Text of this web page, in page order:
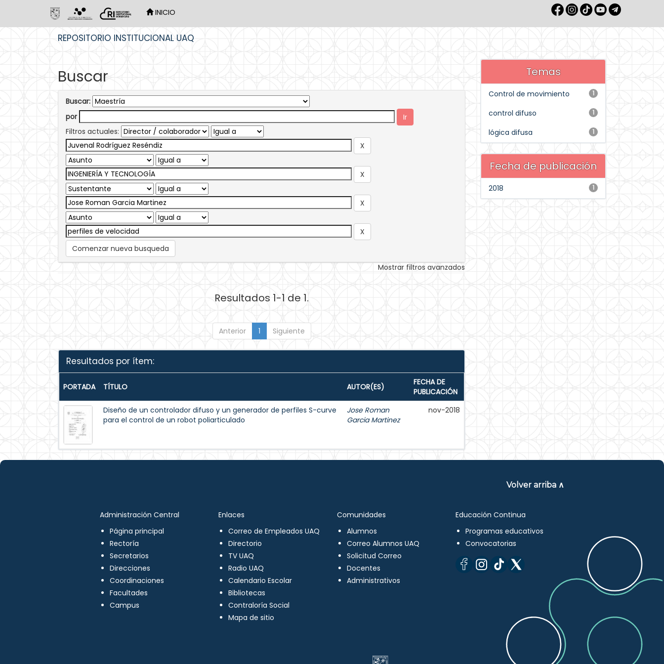
INICIO
REPOSITORIO INSTITUCIONAL UAQ
Buscar
Buscar:
por
Filtros actuales:
Comenzar nueva busqueda
Mostrar filtros avanzados
Resultados 1-1 de 1.
Anterior 1 Siguiente
Resultados por ítem:
PORTADA TÍTULO AUTOR(ES)
FECHA DE
PUBLICACIÓN
Diseño de un controlador difuso y un generador de perfiles S-curve
para el control de un robot poliarticulado
Jose Roman
Garcia Martinez
nov-2018
Temas
1
Control de movimiento
1
control difuso
1
lógica difusa
Fecha de publicación
1
2018
Volver arriba ∧
Administración Central
Página principal
Rectoría
Secretarios
Direcciones
Coordinaciones
Facultades
Campus
Enlaces
Correo de Empleados UAQ
Directorio
TV UAQ
Radio UAQ
Calendario Escolar
Bibliotecas
Contraloría Social
Mapa de sitio
Comunidades
Alumnos
Correo Alumnos UAQ
Solicitud Correo
Docentes
Administrativos
Educación Continua
Programas educativos
Convocatorias